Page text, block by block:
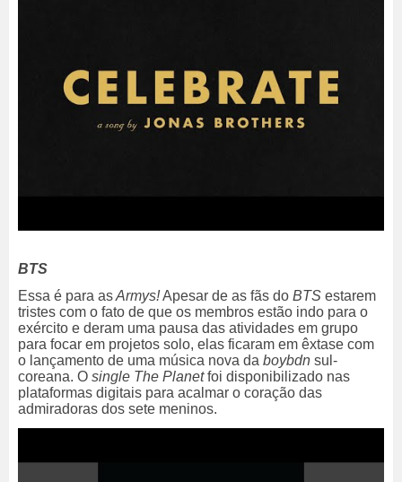
BTS
Essa é para asArmys!Apesar de as fãs do BTS estarem
tristes com o fato de que os membros estão indo para o
exército e deram uma pausa das atividades em grupo
para focar em projetos solo, elas ficaram em êxtase com
o lançamento de uma música nova da boybdn sul-
coreana. O single The Planetfoi disponibilizado nas
plataformas digitais para acalmar o coração das
admiradoras dos sete meninos.